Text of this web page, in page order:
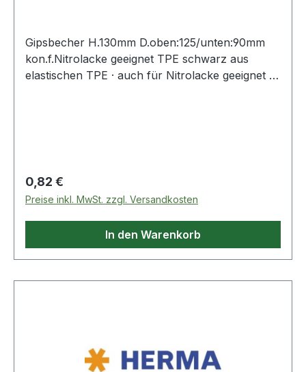
Gipsbecher H.130mm D.oben:125/unten:90mm
kon.f.Nitrolacke geeignet TPE schwarz aus
elastischen TPE · auch für Nitrolacke geeignet ·
Regulärer Preis:
0,82 €
Preise inkl. MwSt. zzgl. Versandkosten
In den Warenkorb